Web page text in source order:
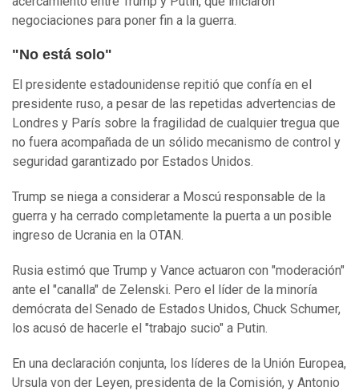
negociaciones para poner fin a la guerra.
"No está solo"
El presidente estadounidense repitió que confía en el
presidente ruso, a pesar de las repetidas advertencias de
Londres y París sobre la fragilidad de cualquier tregua que
no fuera acompañada de un sólido mecanismo de control y
seguridad garantizado por Estados Unidos.
Trump se niega a considerar a Moscú responsable de la
guerra y ha cerrado completamente la puerta a un posible
ingreso de Ucrania en la OTAN.
Rusia estimó que Trump y Vance actuaron con "moderación"
ante el "canalla" de Zelenski. Pero el líder de la minoría
demócrata del Senado de Estados Unidos, Chuck Schumer,
los acusó de hacerle el "trabajo sucio" a Putin.
En una declaración conjunta, los líderes de la Unión Europea,
Ursula von der Leyen, presidenta de la Comisión, y Antonio